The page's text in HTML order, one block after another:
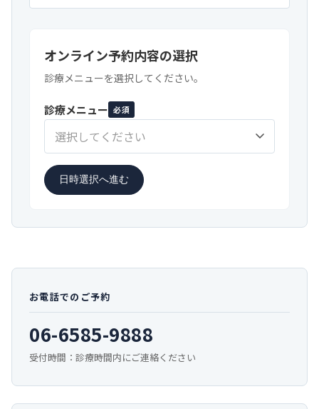
オンライン予約内容の選択
診療メニューを選択してください。
診療メニュー 必須
選択してください
日時選択へ進む
お電話でのご予約
06-6585-9888
受付時間：診療時間内にご連絡ください